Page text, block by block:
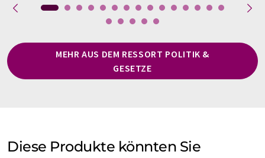
MEHR AUS DEM RESSORT POLITIK &
GESETZE
Diese Produkte könnten Sie